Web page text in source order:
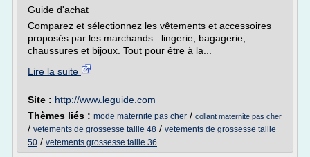
Guide d'achat
Comparez et sélectionnez les vêtements et accessoires
proposés par les marchands : lingerie, bagagerie,
chaussures et bijoux. Tout pour être à la...
Lire la suite
Site : http://www.leguide.com
Thèmes liés : mode maternite pas cher / collant maternite pas cher
/ vetements de grossesse taille 48 / vetements de grossesse taille
50 / vetements grossesse taille 36